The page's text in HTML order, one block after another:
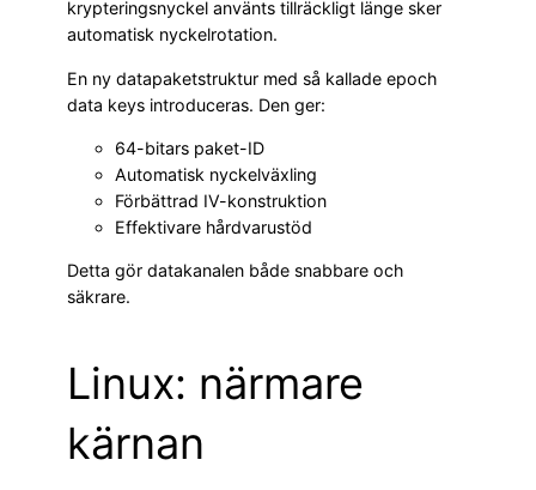
krypteringsnyckel använts tillräckligt länge sker
automatisk nyckelrotation.
En ny datapaketstruktur med så kallade epoch
data keys introduceras. Den ger:
64-bitars paket-ID
Automatisk nyckelväxling
Förbättrad IV-konstruktion
Effektivare hårdvarustöd
Detta gör datakanalen både snabbare och
säkrare.
Linux: närmare
kärnan